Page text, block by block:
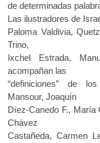
de determinadas
Las ilustradores de
Paloma Valdivia,
Trino,
Ixchel Estrada,
acompañan las
“definiciones” de
Mansour, Joaquín
Díez-Canedo F., María
Chávez
Castañeda, Carmen